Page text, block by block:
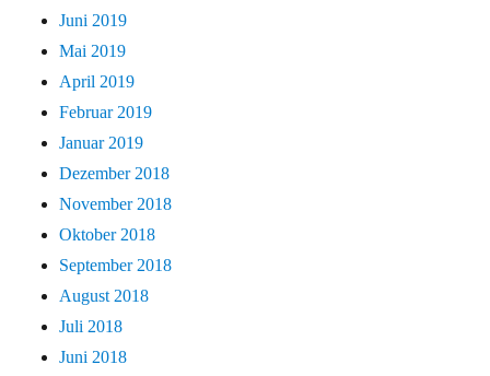
Juni 2019
Mai 2019
April 2019
Februar 2019
Januar 2019
Dezember 2018
November 2018
Oktober 2018
September 2018
August 2018
Juli 2018
Juni 2018